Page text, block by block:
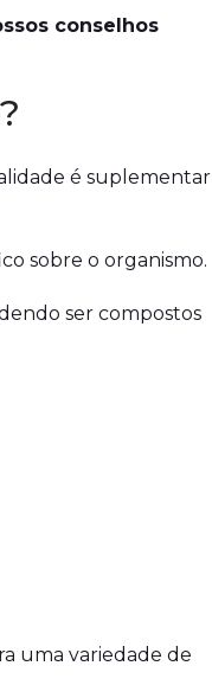
conselhos
é suplementar
sobre o organismo.
ser compostos
uma variedade de